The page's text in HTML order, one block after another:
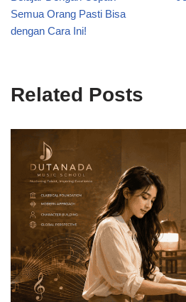
Semua Orang Pasti Bisa
dengan Cara Ini!
Related Posts